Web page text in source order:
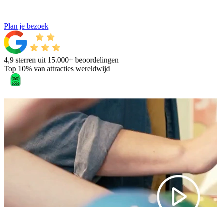
Plan je bezoek
4,9 sterren uit 15.000+ beoordelingen
Top 10% van attracties wereldwijd